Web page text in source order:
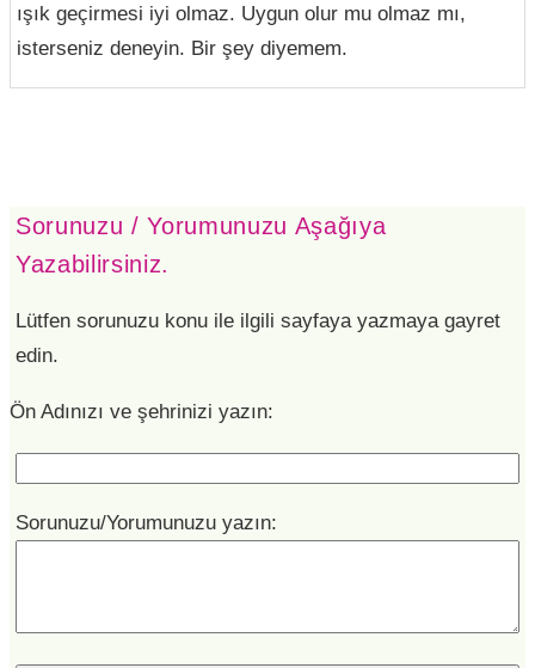
ışık geçirmesi iyi olmaz. Uygun olur mu olmaz mı,
isterseniz deneyin. Bir şey diyemem.
Sorunuzu / Yorumunuzu Aşağıya
Yazabilirsiniz.
Lütfen sorunuzu konu ile ilgili sayfaya yazmaya gayret
edin.
Ön Adınızı ve şehrinizi yazın:
Sorunuzu/Yorumunuzu yazın: